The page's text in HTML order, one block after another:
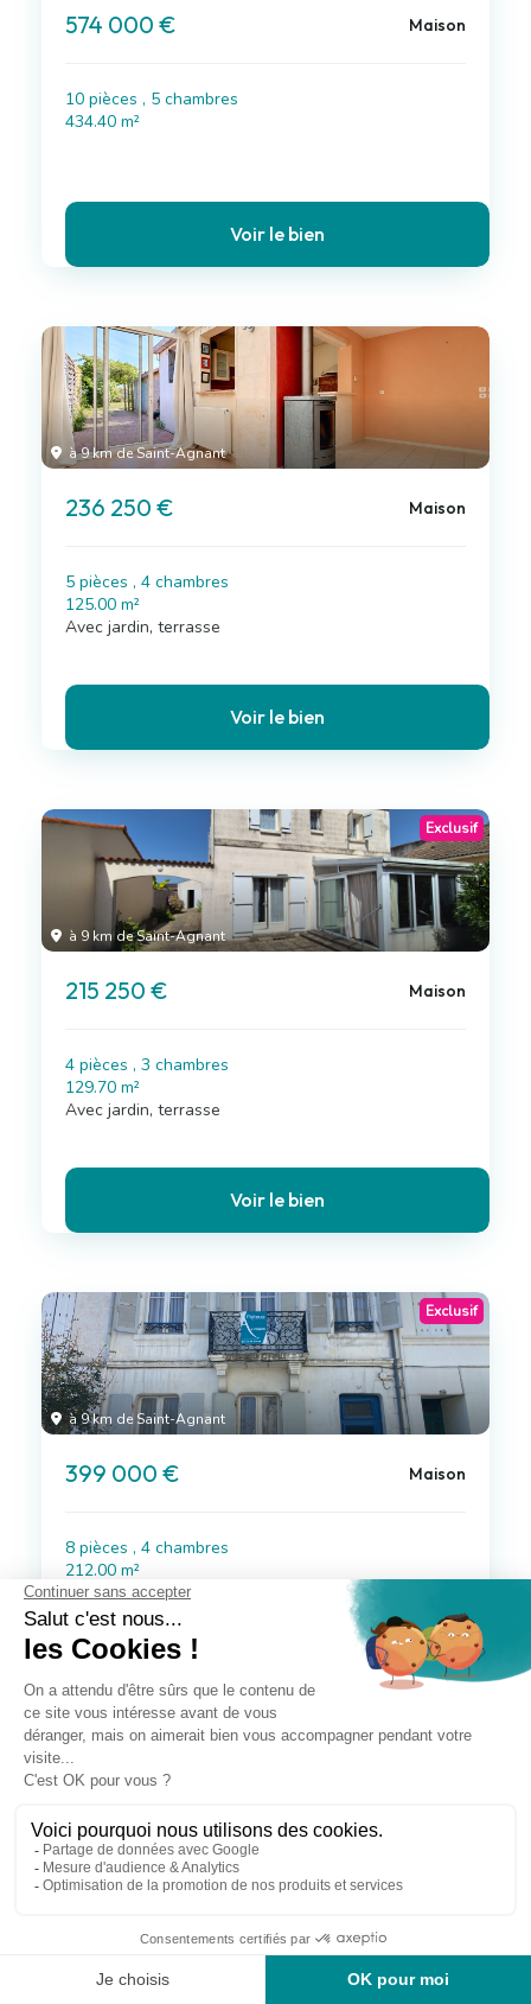
574 000 € Maison
10 pièces , 5 chambres
434.40 m²
Voir le bien
à 9 km de Saint-Agnant
236 250 € Maison
5 pièces , 4 chambres
125.00 m²
Avec jardin, terrasse
Voir le bien
à 9 km de Saint-Agnant
Exclusif
215 250 € Maison
4 pièces , 3 chambres
129.70 m²
Avec jardin, terrasse
Voir le bien
à 9 km de Saint-Agnant
Exclusif
399 000 € Maison
8 pièces , 4 chambres
212.00 m²
Avec jardin, terrasse, garage/box
Voir le bien
Maison